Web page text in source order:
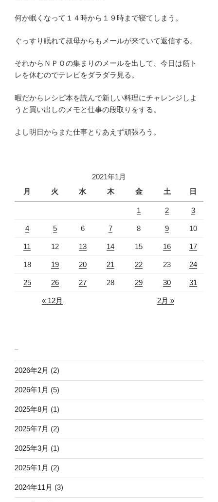
何か眠くなって１４時から１９時まで寝てしまう。
ぐっすり眠れて叔母からもメールが来ていて返信する。
それからＮＰＯの集まりのメールを出して、今日は筋ト
レを休むのでテレビをダラダラ見る。
暇だからレシピ本を読んで新しい料理にチャレンジしよ
うと買い出しのメモと仕事の段取りをする。
よし明日からまた仕事とりあえず頑張ろう。
2021年1月
月
火 水 木 金 土 日
1 2 3
4 5 6 7 8 9 10
11 12 13 14 15 16 17
18 19 20 21 22 23 24
25 26 27 28 29 30 31
« 12月 2月 »
2026年2月 (2)
2026年1月 (5)
2025年8月 (1)
2025年7月 (2)
2025年3月 (1)
2025年1月 (2)
2024年11月 (3)